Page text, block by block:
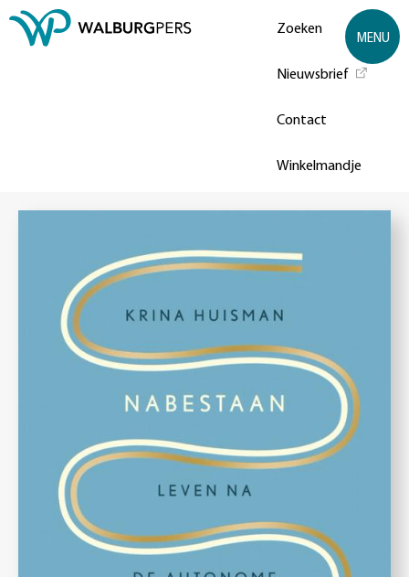
Zoeken
Nieuwsbrief
Contact
Winkelmandje
MENU